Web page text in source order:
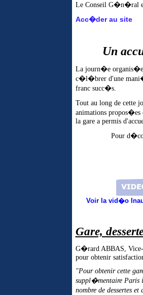
Le Conseil G�n�ral
Acc�der au site
Un
La journ�e organis�e
c�l�brer d'une
franc succ�s.
Tout au long de cette
animations
la gare a permis
Pour
Voir la vid�o
Gare,
G�rard ABBAS,
pour obtenir
"Pour obtenir cette
suppl�mentaire Paris
nombre de dessertes